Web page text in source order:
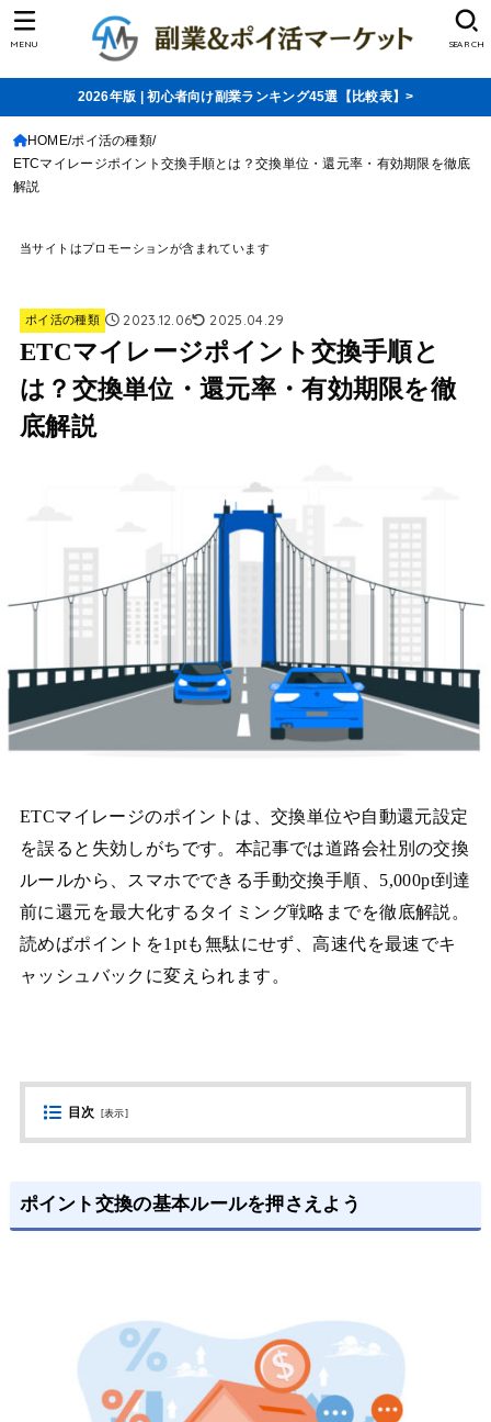
SEARCH
MENU
2026年版 | 初心者向け副業ランキング45選【比較表】>
HOME ポイ活の種類
ETCマイレージポイント交換手順とは？交換単位・還元率・有効期限を徹底
解説
当サイトはプロモーションが含まれています
ポイ活の種類 2023.12.06 2025.04.29
ETCマイレージポイント交換手順と
は？交換単位・還元率・有効期限を徹
底解説
ETCマイレージのポイントは、交換単位や自動還元設定
を誤ると失効しがちです。本記事では道路会社別の交換
ルールから、スマホでできる手動交換手順、5,000pt到達
前に還元を最大化するタイミング戦略までを徹底解説。
読めばポイントを1ptも無駄にせず、高速代を最速でキ
ャッシュバックに変えられます。
目次 [表示]
ポイント交換の基本ルールを押さえよう